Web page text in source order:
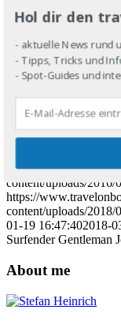
Jordan
7 Kommentare
19. Januar 2016
Kiteboarden gehen
https://
content/uploads/2016/
https://
content/uploads/
01-19 16:47:402018-
Surfender Gentleman
About me
Hol dir den
- aktuelle News rund
- Tipps, Tricks und
- Spot-Guides und